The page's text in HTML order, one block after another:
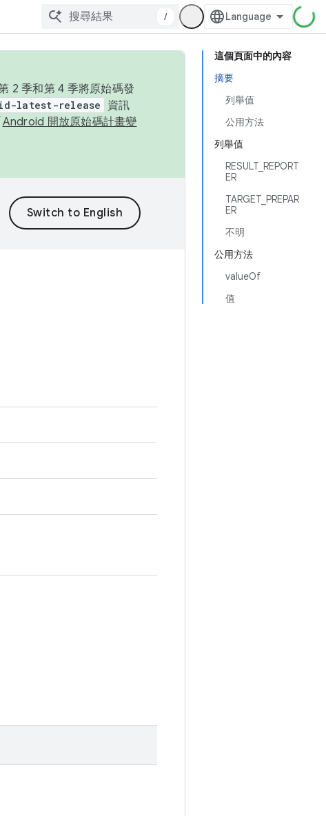
/
這個頁面中的內容
摘要
列舉值
公用方法
列舉值
RESULT_REPORT
ER
TARGET_PREPAR
ER
不明
公用方法
valueOf
值
2 季和第 4 季將原始碼發
latest-release
資訊
Android 開放原始碼計畫變